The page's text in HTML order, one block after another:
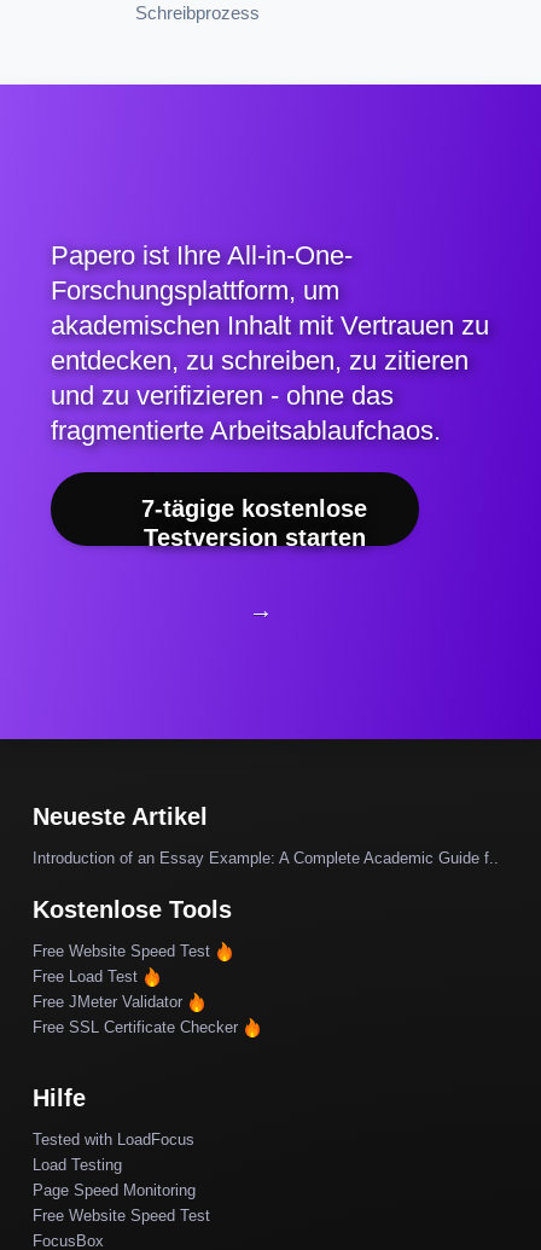
Schreibprozess
Papero ist Ihre All-in-One-
Forschungsplattform, um
akademischen Inhalt mit Vertrauen zu
entdecken, zu schreiben, zu zitieren
und zu verifizieren - ohne das
fragmentierte Arbeitsablaufchaos.
7-tägige kostenlose
Testversion starten
→
Neueste Artikel
Introduction of an Essay Example: A Complete Academic Guide f..
Kostenlose Tools
Free Website Speed Test
Free Load Test
Free JMeter Validator
Free SSL Certificate Checker
Hilfe
Tested with LoadFocus
Load Testing
Page Speed Monitoring
Free Website Speed Test
FocusBox